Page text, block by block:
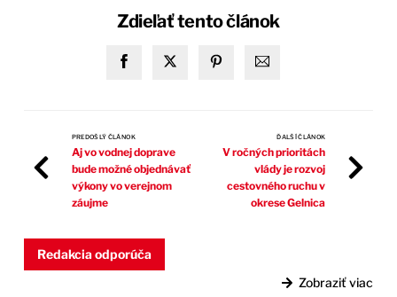
Zdieľať tento článok
PREDOŠLÝ ČLÁNOK
Aj vo vodnej doprave
bude možné objednávať
výkony vo verejnom
záujme
ĎALŠÍ ČLÁNOK
V ročných prioritách
vlády je rozvoj
cestovného ruchu v
okrese Gelnica
Redakcia odporúča
Zobraziť viac